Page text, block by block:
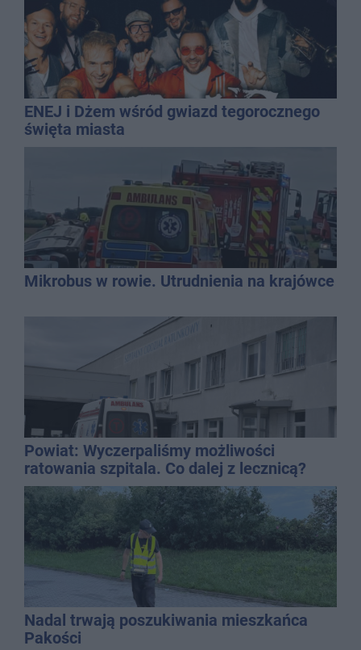
ENEJ i Dżem wśród gwiazd tegorocznego
święta miasta
Mikrobus w rowie. Utrudnienia na krajówce
Powiat: Wyczerpaliśmy możliwości
ratowania szpitala. Co dalej z lecznicą?
Nadal trwają poszukiwania mieszkańca
Pakości